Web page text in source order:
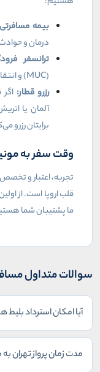
بیمه
درمان و
ترانسفر
(
MUC) و
رزرو قطار:
آلمان یا
برایتان رزرو
وقت سفر به
تجربه، اعتبار و
قلب اروپا است. از
ما پشتیبان شما
سوالات متداول
آیا امکان استرداد
مدت زمان پرواز تهران